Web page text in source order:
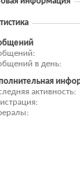
в день
активность